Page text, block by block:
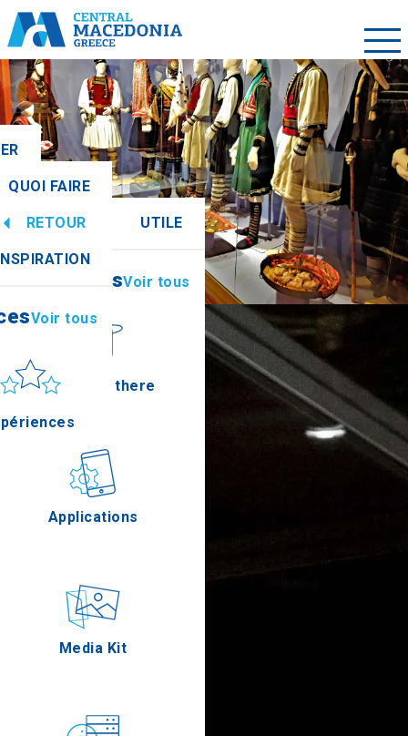
QUOI FAIRE
RETOUR UTILE
Voir tous
How to get there
Applications
Media Kit
Voir tous